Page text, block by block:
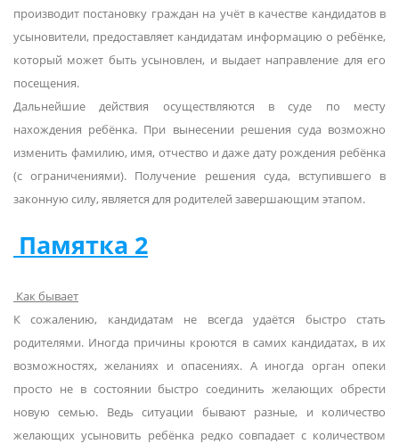
производит постановку граждан на учёт в качестве кандидатов в
усыновители, предоставляет кандидатам информацию о ребёнке,
который может быть усыновлен, и выдает направление для его
посещения.
Дальнейшие действия осуществляются в суде по месту
нахождения ребёнка. При вынесении решения суда возможно
изменить фамилию, имя, отчество и даже дату рождения ребёнка
(с ограничениями). Получение решения суда, вступившего в
законную силу, является для родителей завершающим этапом.
Памятка 2
Как бывает
К сожалению, кандидатам не всегда удаётся быстро стать
родителями. Иногда причины кроются в самих кандидатах, в их
возможностях, желаниях и опасениях. А иногда орган опеки
просто не в состоянии быстро соединить желающих обрести
новую семью. Ведь ситуации бывают разные, и количество
желающих усыновить ребёнка редко совпадает с количеством